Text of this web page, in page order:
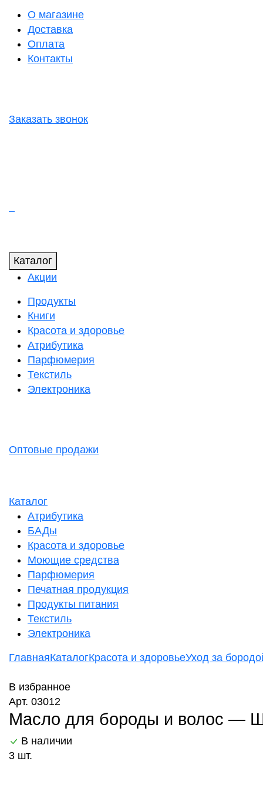
О магазине
Доставка
Оплата
Контакты
Заказать звонок
Каталог
Акции
Продукты
Книги
Красота и здоровье
Атрибутика
Парфюмерия
Текстиль
Электроника
Оптовые продажи
Каталог
Атрибутика
БАДы
Красота и здоровье
Моющие средства
Парфюмерия
Печатная продукция
Продукты питания
Текстиль
Электроника
ГлавнаяКаталогКрасота и здоровьеУход за
В избранное
Арт. 03012
Масло для бороды и волос —
В наличии
3 шт.